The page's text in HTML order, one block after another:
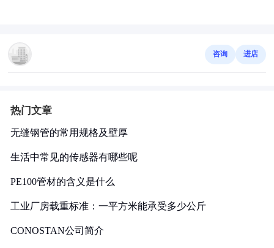
咨询 进店
热门文章
无缝钢管的常用规格及壁厚
生活中常见的传感器有哪些呢
PE100管材的含义是什么
工业厂房载重标准：一平方米能承受多少公斤
CONOSTAN公司简介